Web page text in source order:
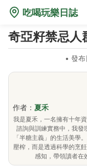
吃喝玩樂日誌
奇亞籽禁忌人
• 發
作者： 夏禾
我是夏禾，一名擁有十年
諮詢與訓練實務中，我發
「半糖主義」的生活美學
壓榨，而是透過科學的烹
感知，帶領讀者在